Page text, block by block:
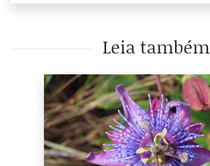
Leia também